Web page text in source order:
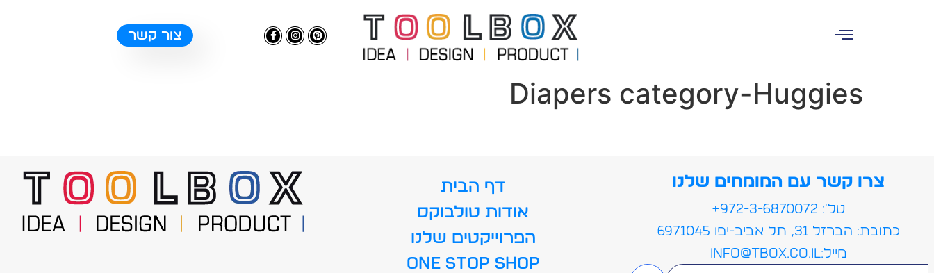
צור קשר
Diapers category-Huggies
צרו קשר עם המומחים שלנו
טל': 972-3-6870072+
כתובת: הברזל 31, תל אביב-יפו 6971045
מייל:info@tbox.co.il
דף הבית
אודות טולבוקס
הפרוייקטים שלנו
ONE STOP SHOP